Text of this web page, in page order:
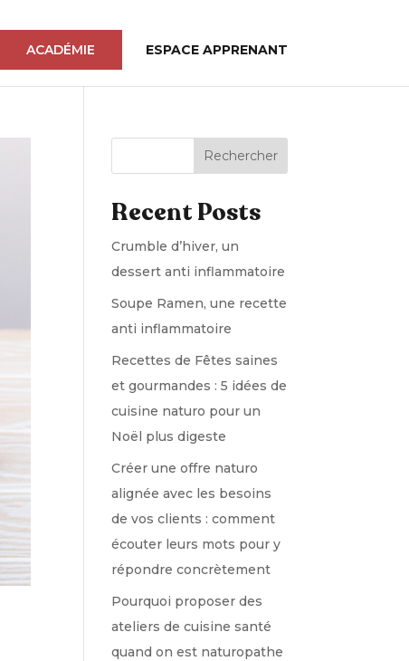
ACADÉMIE ESPACE APPRENANT
Rechercher
Recent Posts
Crumble d’hiver, un
dessert anti inflammatoire
Soupe Ramen, une recette
anti inflammatoire
Recettes de Fêtes saines
et gourmandes : 5 idées de
cuisine naturo pour un
Noël plus digeste
Créer une offre naturo
alignée avec les besoins
de vos clients : comment
écouter leurs mots pour y
répondre concrètement
Pourquoi proposer des
ateliers de cuisine santé
quand on est naturopathe